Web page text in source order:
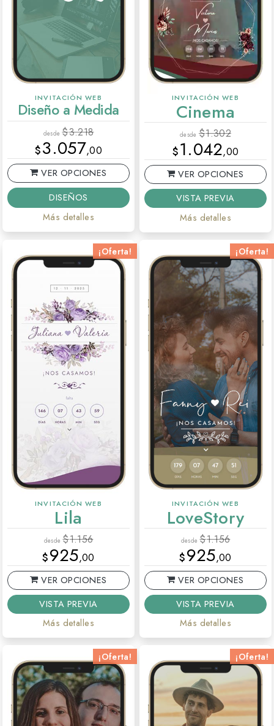
INVITACIÓN WEB
Diseño a Medida
desde$3.218
$3.057,00
VER OPCIONES
DISEÑOS
Más detalles
INVITACIÓN WEB
Cinema
desde $1.302
$1.042,00
VER OPCIONES
VISTA PREVIA
Más detalles
¡Oferta!
INVITACIÓN WEB
Lila
desde$1.156
$925,00
VER OPCIONES
VISTA PREVIA
Más detalles
¡Oferta!
INVITACIÓN WEB
LoveStory
desde$1.156
$925,00
VER OPCIONES
VISTA PREVIA
Más detalles
¡Oferta! ¡Oferta!